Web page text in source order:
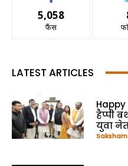
5,058
फैंस
LATEST ARTICLES
Happy
हैप्पी
युवा
Saksham